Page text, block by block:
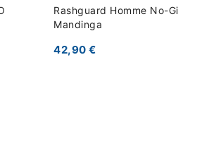
Rashguard Homme No-Gi
Mandinga
42,90 €